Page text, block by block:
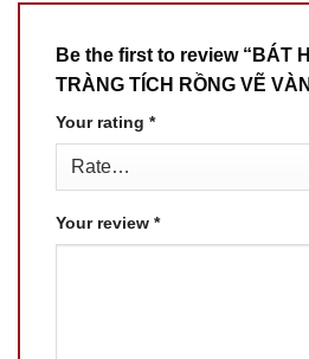
Be the first to review “BÁT
TRÀNG TÍCH RỒNG VẼ
Your rating *
Your review *